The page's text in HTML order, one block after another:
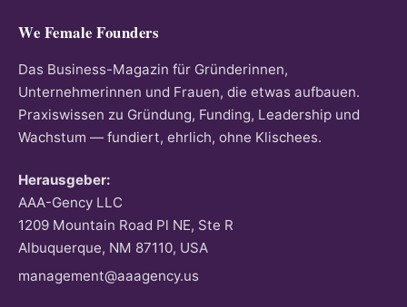
We Female Founders
Das Business-Magazin für Gründerinnen,
Unternehmerinnen und Frauen, die etwas aufbauen.
Praxiswissen zu Gründung, Funding, Leadership und
Wachstum — fundiert, ehrlich, ohne Klischees.
Herausgeber:
AAA-Gency LLC
1209 Mountain Road Pl NE, Ste R
Albuquerque, NM 87110, USA
management@aaagency.us